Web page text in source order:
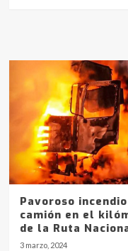
Pavoroso
camión en el
de la Ruta
3 marzo, 2024